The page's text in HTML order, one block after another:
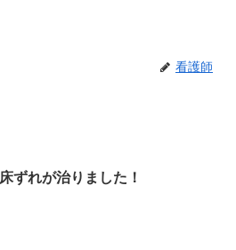
看護師
床ずれが治りました！